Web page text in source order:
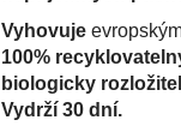
Vyhovuje
100%
biologicky
Vydrží 30 dní.